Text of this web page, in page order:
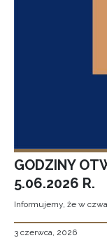
GODZINY
5.06.2026 R.
Informujemy, że w
3 czerwca, 2026